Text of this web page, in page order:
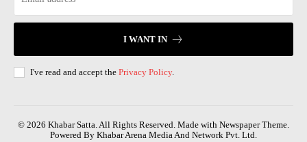
I WANT IN
I've read and accept the Privacy Policy.
© 2026 Khabar Satta. All Rights Reserved. Made with Newspaper Theme.
Powered By Khabar Arena Media And Network Pvt. Ltd.